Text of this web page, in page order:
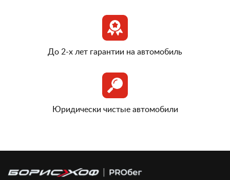
До 2-х лет гарантии на автомобиль
Юридически чистые автомобили